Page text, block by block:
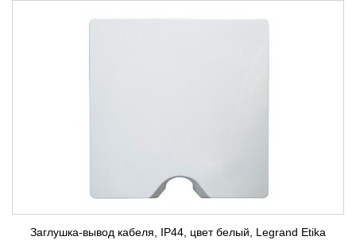
Заглушка-вывод кабеля, ІР44, цвет белый, Legrand Etika